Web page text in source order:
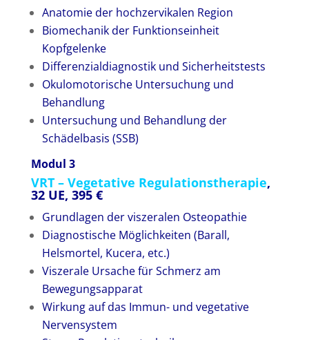
Anatomie der hochzervikalen Region
Biomechanik der Funktionseinheit
Kopfgelenke
Differenzialdiagnostik und Sicherheitstests
Okulomotorische Untersuchung und
Behandlung
Untersuchung und Behandlung der
Schädelbasis (SSB)
Modul 3
VRT – Vegetative Regulationstherapie,
32 UE, 395 €
Grundlagen der viszeralen Osteopathie
Diagnostische Möglichkeiten (Barall,
Helsmortel, Kucera, etc.)
Viszerale Ursache für Schmerz am
Bewegungsapparat
Wirkung auf das Immun- und vegetative
Nervensystem